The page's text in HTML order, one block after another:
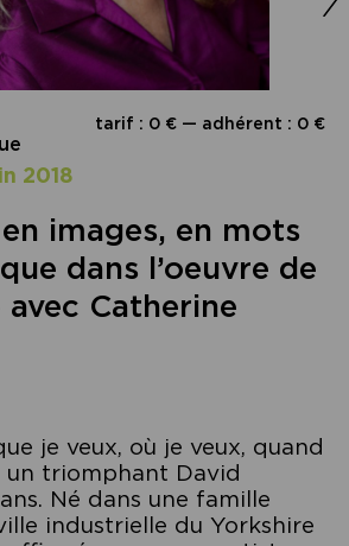
tarif : 0 € — adhérent : 0 €
2018
images, en mots
dans l’oeuvre de
avec Catherine
je veux, où je veux, quand
un triomphant David
Né dans une famille
industrielle du Yorkshire